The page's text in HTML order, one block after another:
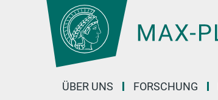
Hauptinhalt
ÜBER UNS FORSCHUNG